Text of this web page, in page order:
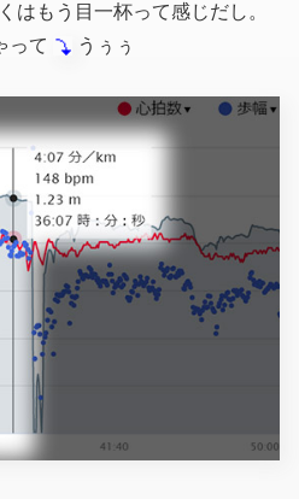
はもう目一杯って感じだし。
って
うぅぅ